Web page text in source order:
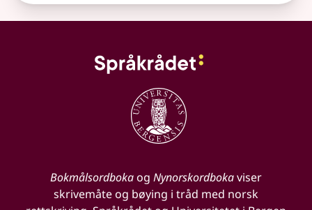
Bokmålsordbokaog Nynorskordbokaviser
skrivemåte og bøying i tråd med norsk